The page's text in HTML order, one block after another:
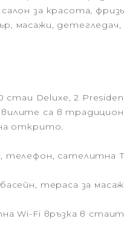
за красота,
масажи,
стаи Deluxe, 2
са в
открито.
сателитна
тераса за
Wi-Fi връзка в